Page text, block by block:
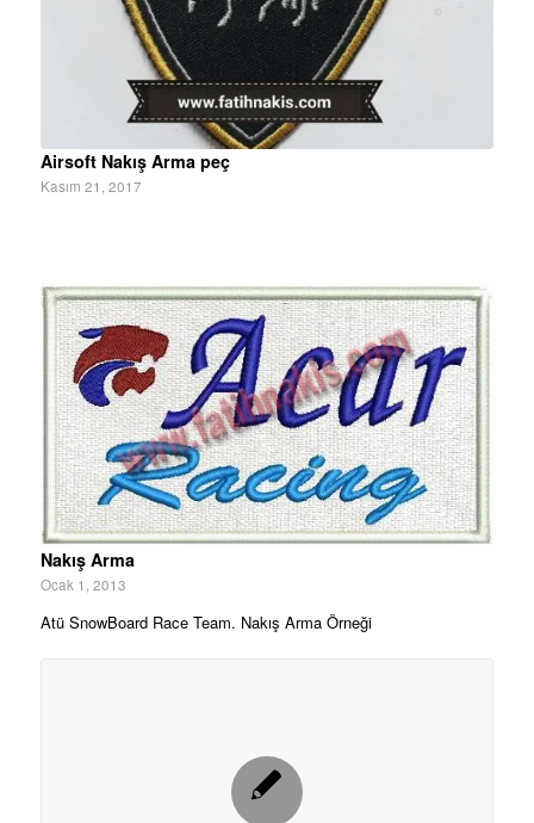
Airsoft Nakış Arma peç
Kasım 21, 2017
Nakış Arma
Ocak 1, 2013
Atü SnowBoard Race Team. Nakış Arma Örneği